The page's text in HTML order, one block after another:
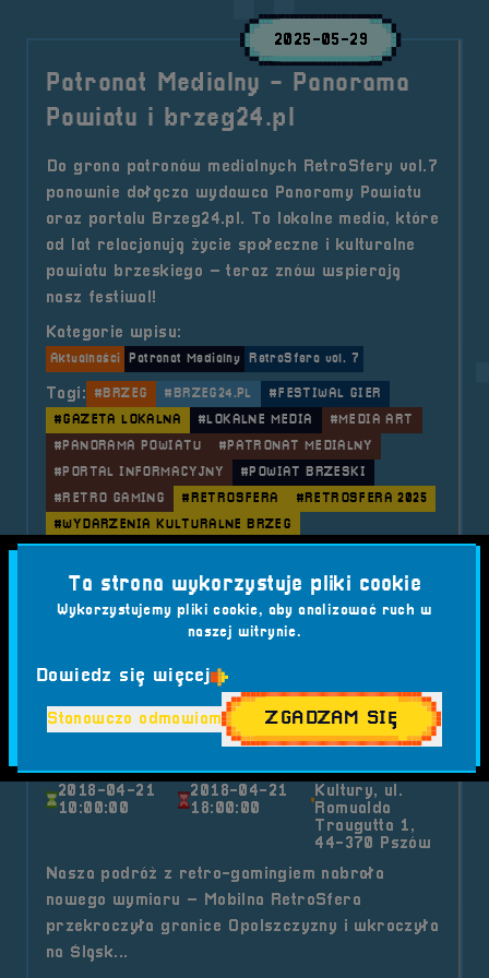
2025-05-29
Patronat Medialny - Panorama
Powiatu i brzeg24.pl
Do grona patronów medialnych RetroSfery vol.7
ponownie dołącza wydawca Panoramy Powiatu
oraz portalu Brzeg24.pl. To lokalne media, które
od lat relacjonują życie społeczne i kulturalne
powiatu brzeskiego – teraz znów wspierają
nasz festiwal!
Kategorie wpisu:
Aktualności Patronat Medialny RetroSfera vol. 7
Tagi: #BRZEG #BRZEG24.PL
#FESTIWAL GIER
#GAZETA LOKALNA
#LOKALNE MEDIA
#MEDIA ART
#PANORAMA POWIATU
#PATRONAT MEDIALNY
#PORTAL INFORMACYJNY
#POWIAT BRZESKI
#RETRO GAMING
#RETROSFERA
#RETROSFERA 2025
#WYDARZENIA KULTURALNE BRZEG
Czytaj artykuło tytule Patronat Medialny
2018-04-21
2018.04.21 Mobilna RetroSfera
Pszów Game Fest
2018-04-21
10:00:00
2018-04-21
18:00:00
Ośrodek
Kultury, ul.
Romualda
Traugutta 1,
44-370 Pszów
Nasza podróż z retro-gamingiem nabrała
nowego wymiaru – Mobilna RetroSfera
przekroczyła granice Opolszczyzny i wkroczyła
na Śląsk...
Ta strona wykorzystuje pliki cookie
Wykorzystujemy pliki cookie, aby analizować ruch w
naszej witrynie.
Dowiedz się więcej
Stanowczo odmawiam ZGADZAM SIĘ